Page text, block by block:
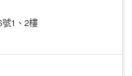
1、2樓